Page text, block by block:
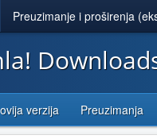
Preuzimanje i proširenja
verzija Preuzimanja